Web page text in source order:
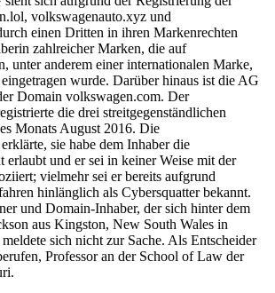
volkswagenauto.xyz und
einen Dritten in ihren Markenrechten
zahlreicher Marken, die auf
unter anderem einer internationalen Marke,
wurde. Darüber hinaus ist die AG
Domain volkswagen.com. Der
die drei streitgegenständlichen
Monats August 2016. Die
sie habe dem Inhaber die
erlaubt und er sei in keiner Weise mit der
vielmehr sei er bereits aufgrund
hinlänglich als Cybersquatter bekannt.
und Domain-Inhaber, der sich hinter dem
aus Kingston, New South Wales in
sich nicht zur Sache. Als Entscheider
Professor an der School of Law der